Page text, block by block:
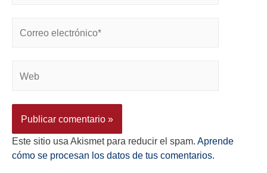
Este sitio usa Akismet para reducir el spam. Aprende
cómo se procesan los datos de tus comentarios.